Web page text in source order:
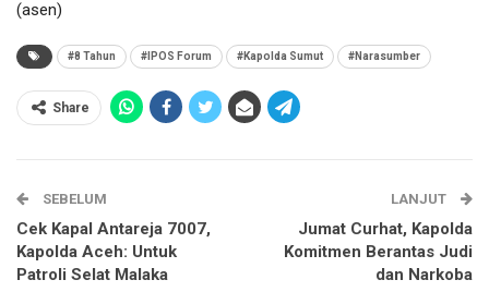
(asen)
#8 Tahun #IPOS Forum #Kapolda Sumut #Narasumber
Share
SEBELUM
Cek Kapal Antareja 7007,
Kapolda Aceh: Untuk
Patroli Selat Malaka
LANJUT
Jumat Curhat, Kapolda
Komitmen Berantas Judi
dan Narkoba